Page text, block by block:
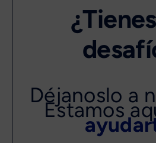
Déjanoslo a
Estamos